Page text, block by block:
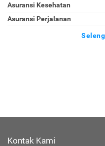
Asuransi Kesehatan
Asuransi Perjalanan
Kontak Kami